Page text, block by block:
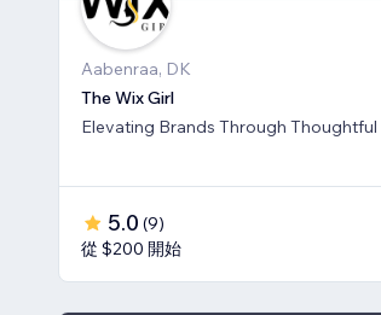
Aabenraa, DK
The Wix Girl
Elevating Brands Through Thoughtful
5.0 (9)
從 $200 開始